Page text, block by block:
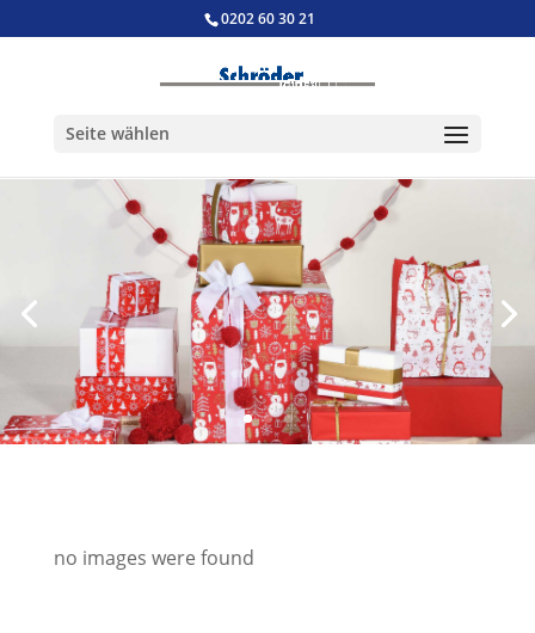
0202 60 30 21
Seite wählen
no images were found